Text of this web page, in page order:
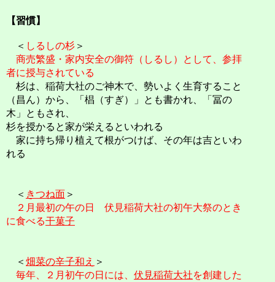
【習慣】
＜ しるしの杉 ＞
商売繁盛・家内安全の御符（しるし）として、参拝
者に授与されている
杉は、稲荷大社のご神木で、勢いよく生育すること
（昌ん）から、「椙（すぎ）」とも書かれ、「冨の
木」ともされ、
杉を授かると家が栄えるといわれる
家に持ち帰り植えて根がつけば、その年は吉といわ
れる
＜ きつね面 ＞
２月最初の午の日 伏見稲荷大社の初午大祭のとき
に食べる干菓子
＜ 畑菜の辛子和え ＞
毎年、２月初午の日には、 伏見稲荷大社を創建した